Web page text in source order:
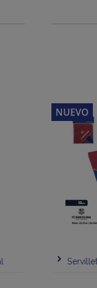
NUEVO